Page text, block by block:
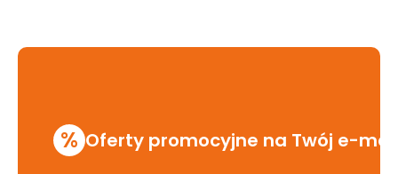
% Oferty promocyjne na Twój e-mail